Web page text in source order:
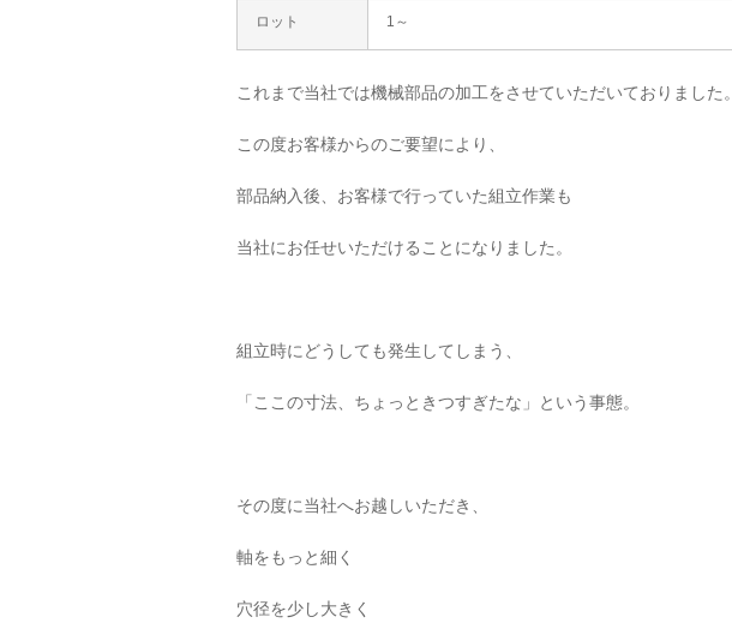
ロット 1～
これまで当社では機械部品の加工をさせていただいておりました。
この度お客様からのご要望により、
部品納入後、お客様で行っていた組立作業も
当社にお任せいただけることになりました。
組立時にどうしても発生してしまう、
「ここの寸法、ちょっときつすぎたな」という事態。
その度に当社へお越しいただき、
軸をもっと細く
穴径を少し大きく